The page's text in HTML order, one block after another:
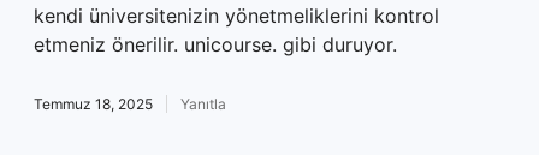
kendi üniversitenizin yönetmeliklerini kontrol
etmeniz önerilir. unicourse. gibi duruyor.
Temmuz 18, 2025 Yanıtla